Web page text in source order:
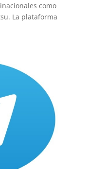
como
La plataforma